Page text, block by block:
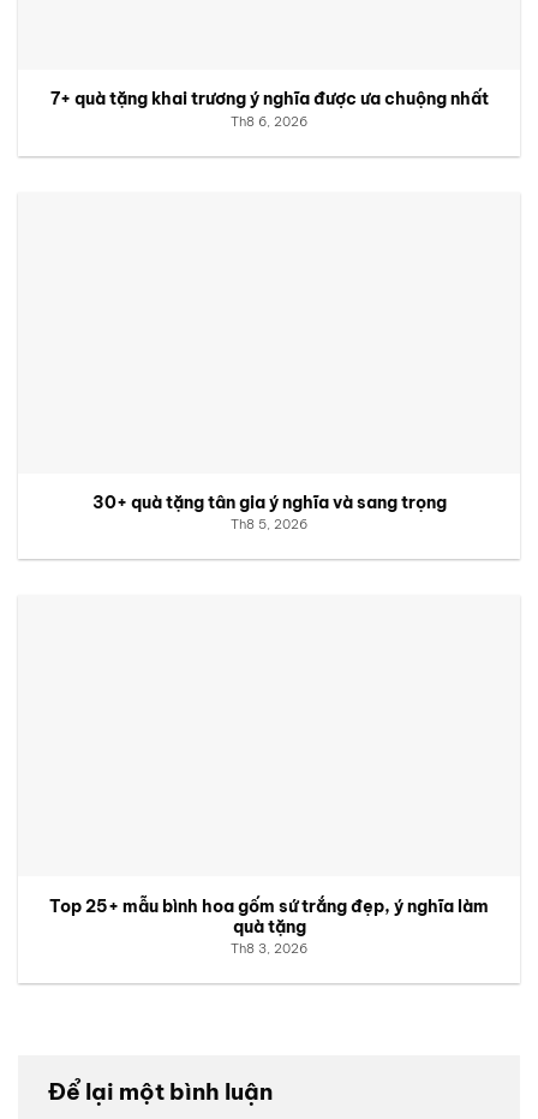
7+ quà tặng khai trương ý nghĩa được ưa chuộng nhất
Th8 6, 2026
30+ quà tặng tân gia ý nghĩa và sang trọng
Th8 5, 2026
Top 25+ mẫu bình hoa gốm sứ trắng đẹp, ý nghĩa làm
quà tặng
Th8 3, 2026
Để lại một bình luận